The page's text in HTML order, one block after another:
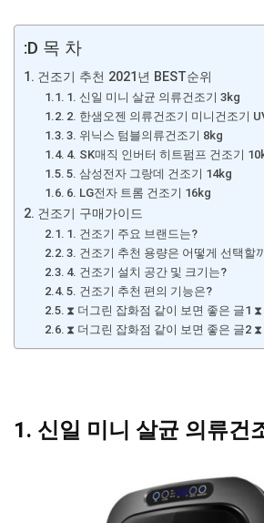
:D 목 차
건조기 추천 2021년 BEST순위
1. 신일 미니 살균 의류건조기 3kg
2. 한샘오젠 의류건조기 미니건조기
3. 위닉스 텀블의류건조기 8kg
4. SK매직 인버터 히트펌프 건조기
5. 삼성전자 그랑데 건조기 14kg
6. LG전자 트롬 건조기 16kg
건조기 구매가이드
1. 건조기 주요 브랜드는?
3. 건조기 추천 용량은 어떻게 선택할
4. 건조기 설치 공간 및 크기는?
5. 건조기 추천 편의 기능은?
⧗ 더그린 잡화점 같이 보면 좋은 글1 ⧗
⧗ 더그린 잡화점 같이 보면 좋은 글2 ⧗
1. 신일 미니 살균 의류건